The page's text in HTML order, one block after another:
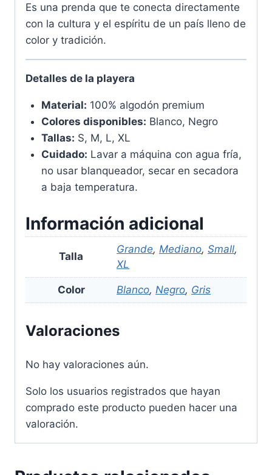
Es una prenda que te conecta directamente
con la cultura y el espíritu de un país lleno de
color y tradición.
Detalles de la playera
Material: 100% algodón premium
Colores disponibles: Blanco, Negro
Tallas: S, M, L, XL
Cuidado: Lavar a máquina con agua fría,
no usar blanqueador, secar en secadora
a baja temperatura.
Información adicional
Talla
Grande, Mediano, Small,
XL
Color Blanco, Negro, Gris
Valoraciones
No hay valoraciones aún.
Solo los usuarios registrados que hayan
comprado este producto pueden hacer una
valoración.